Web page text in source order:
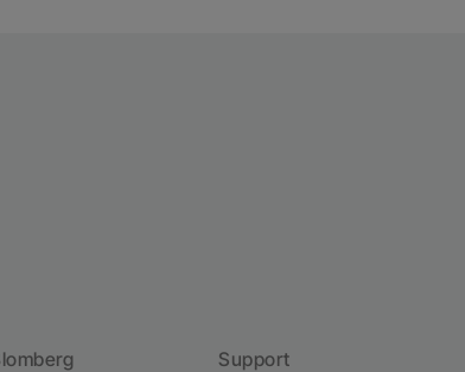
Support